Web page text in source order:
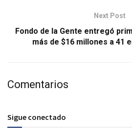
Next Post
Fondo de la Gente entregó
más de $16 millones a 41
Comentarios
Sigue conectado